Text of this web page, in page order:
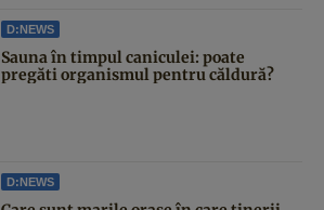
D:NEWS
Sauna în timpul caniculei: poate
pregăti organismul pentru căldură?
D:NEWS